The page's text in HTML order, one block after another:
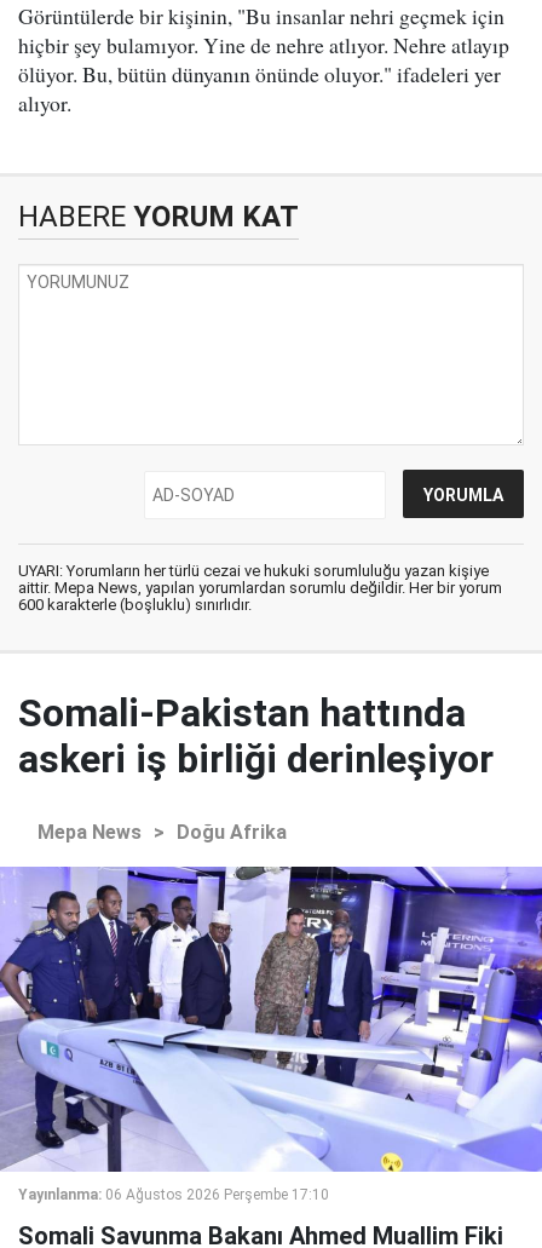
Görüntülerde bir kişinin, "Bu insanlar nehri geçmek için
hiçbir şey bulamıyor. Yine de nehre atlıyor. Nehre atlayıp
ölüyor. Bu, bütün dünyanın önünde oluyor." ifadeleri yer
alıyor.
HABERE YORUM KAT
UYARI: Yorumların her türlü cezai ve hukuki sorumluluğu yazan kişiye
aittir. Mepa News, yapılan yorumlardan sorumlu değildir. Her bir yorum
600 karakterle (boşluklu) sınırlıdır.
Somali-Pakistan hattında
askeri iş birliği derinleşiyor
Mepa News > Doğu Afrika
Yayınlanma: 06 Ağustos 2026 Perşembe 17:10
Somali Savunma Bakanı Ahmed Muallim Fiki